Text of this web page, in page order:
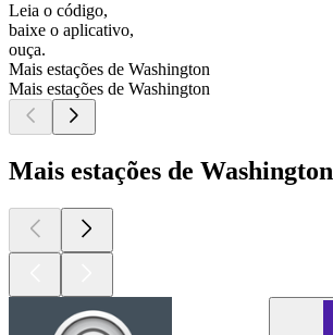
Leia o código,
baixe o aplicativo,
ouça.
Mais estações de Washington
Mais estações de Washington
Mais estações de Washington